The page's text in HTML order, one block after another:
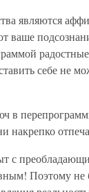
являются
ваше
себе не
накрепко
с
Поэтому не